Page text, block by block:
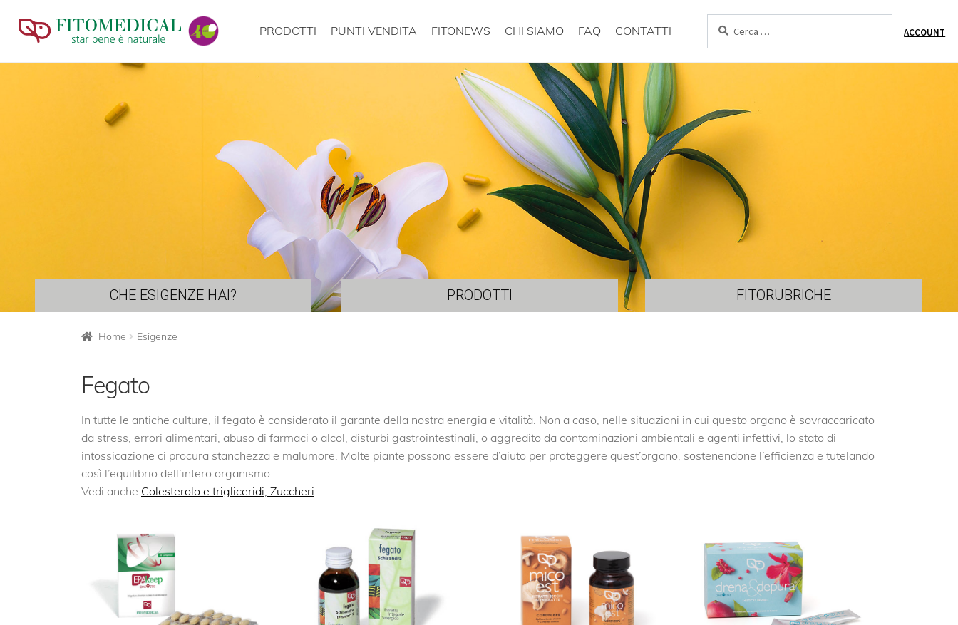
PRODOTTI PUNTI VENDITA FITONEWS CHI SIAMO FAQ CONTATTI ACCOUNT
CHE ESIGENZE HAI? FITORUBRICHE
PRODOTTI
Home Esigenze
Fegato
In tutte le antiche culture, il fegato è considerato il garante della nostra energia e vitalità. Non a caso, nelle situazioni in cui questo organo è sovraccaricato
da stress, errori alimentari, abuso di farmaci o alcol, disturbi gastrointestinali, o aggredito da contaminazioni ambientali e agenti infettivi, lo stato di
intossicazione ci procura stanchezza e malumore. Molte piante possono essere d’aiuto per proteggere quest’organo, sostenendone l’efficienza e tutelando
così l’equilibrio dell’intero organismo.
Vedi anche Colesterolo e trigliceridi, Zuccheri